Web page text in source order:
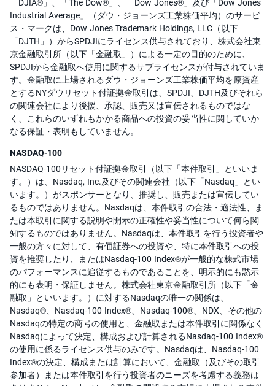
Industrial Average」（ダウ・ジョーンズ工業株価平均）のサービ
ス・マークは、Dow Jones Trademark Holdings, LLC（以下
「DJTH」）からSPDJIにライセンス供与されており、株式会社東
京金融取引所（以下「金融取」）による一定の目的のために、
SPDJIから金融取へ使用に関するサブライセンスが付与されていま
す。金融取に上場されるダウ・ジョーンズ工業株価平均を原資産
とするNYダウリセット付証拠金取引は、SPDJI、DJTH及びそれら
の関連会社により後援、承認、販売又は宣伝されるものではな
く、これらのいずれもかかる商品への投資の妥当性に関していか
なる保証・表明もしていません。
NASDAQ-100
NASDAQ-100リセット付証拠金取引（以下「本件取引」といいま
す。）は、Nasdaq, Inc.及びその関連会社（以下「Nasdaq」とい
います。）がスポンサーとなり、推奨し、販売または宣伝してい
るものではありません。Nasdaqは、本件取引の合法・適法性、ま
たは本取引に関する説明や開示の正確性や妥当性について何ら関
知するものではありません。Nasdaqは、本件取引を行う投資者や
一般の方々に対して、有価証券への投資や、特に本件取引への投
資を推奨したり、またはNasdaq-100 Index®が一般的な株式市場
のパフォーマンスに追従するものであることを、明示的にも黙示
的にも表明・保証しません。株式会社東京金融取引所（以下「金
融取」といいます。）に対するNasdaqの唯一の関係は、
Nasdaq®、Nasdaq-100 Index®、Nasdaq-100®、NDX、その他の
Nasdaqの特定の商号の使用と、金融取または本件取引に関係なく
Nasdaqによって決定、構成および計算されるNasdaq-100 Index®
の使用に係るライセンス供与のみです。Nasdaqは、Nasdaq-100
Index®の決定、構成または計算において、金融取（及びその取引
参加者）または本件取引を行う投資者のニーズを考慮する義務は